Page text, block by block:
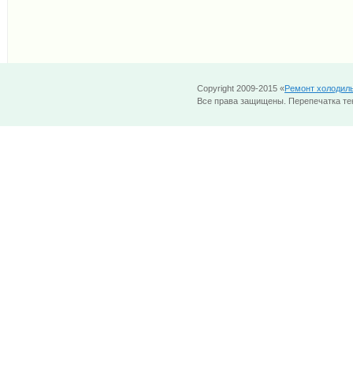
Copyright 2009-2015 «Ремонт
Все права защищены. Перепечатка